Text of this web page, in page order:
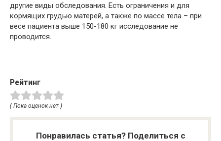
другие виды обследования. Есть ограничения и для
кормящих грудью матерей, а также по массе тела – при
весе пациента выше 150-180 кг исследование не
проводится.
Рейтинг
( Пока оценок нет )
Понравилась статья? Поделиться с